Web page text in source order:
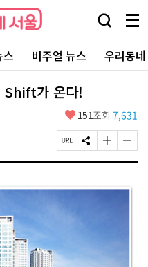
검
창
열
기
메
뉴
전
체
보
스 비주얼 뉴스 우리동
Shift가 온다!
좋
요
151조회 7,631
페
이
R
복
S
N
유
글
자
크
하
글
자
작